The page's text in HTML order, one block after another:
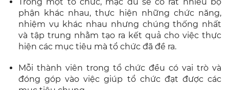
phận khác nhau, thực hiện những chức năng,
nhiệm vụ khác nhau nhưng chúng thống nhất
và tập trung nhằm tạo ra kết quả cho việc thực
hiện các mục tiêu mà tổ chức đã đề ra.
Mỗi thành viên trong tổ chức đều có vai trò và
đóng góp vào việc giúp tổ chức đạt được các